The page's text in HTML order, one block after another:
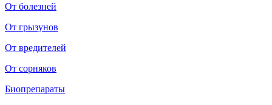
От болезней
От грызунов
От вредителей
От сорняков
Биопрепараты